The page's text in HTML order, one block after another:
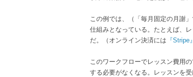
この例では、（「毎月固定の月謝
仕組みとなっている。たとえば、
だ。（オンライン決済には 『Stripe』
このワークフローでレッスン費用
する必要がなくなる。レッスンを